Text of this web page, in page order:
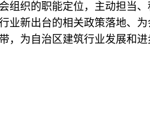
组织的职能定位，主动担当
业新出台的相关政策落地、
，为自治区建筑行业发展和进